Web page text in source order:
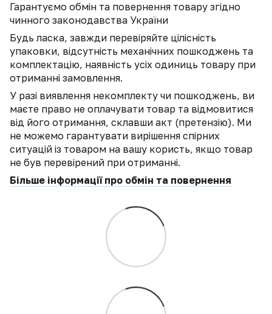
Гарантуємо обмін та повернення товару згідно
чинного законодавства України
Будь ласка, завжди перевіряйте цілісність
упаковки, відсутність механічних пошкоджень та
комплектацію, наявність усіх одиниць товару при
отриманні замовлення.
У разі виявлення некомплекту чи пошкоджень, ви
маєте право не оплачувати товар та відмовитися
від його отримання, склавши акт (претензію). Ми
не можемо гарантувати вирішення спірних
ситуацій із товаром на вашу користь, якщо товар
не був перевірений при отриманні.
Більше інформації про обмін та повернення